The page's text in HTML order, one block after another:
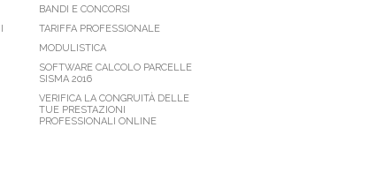
BANDI E CONCORSI
TARIFFA PROFESSIONALE
MODULISTICA
SOFTWARE CALCOLO PARCELLE
SISMA 2016
VERIFICA LA CONGRUITÀ DELLE
TUE PRESTAZIONI
PROFESSIONALI ONLINE